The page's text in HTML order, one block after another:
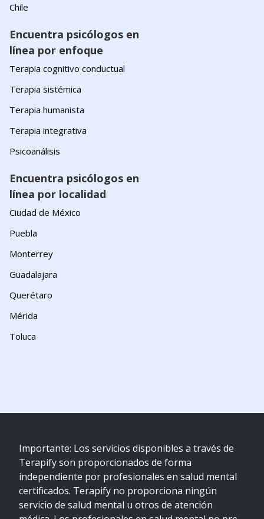
Chile
Encuentra psicólogos en
línea por enfoque
Terapia cognitivo conductual
Terapia sistémica
Terapia humanista
Terapia integrativa
Psicoanálisis
Encuentra psicólogos en
línea por localidad
Ciudad de México
Puebla
Monterrey
Guadalajara
Querétaro
Mérida
Toluca
Importante: Los servicios disponibles a través de
Terapify son proporcionados de forma
independiente por profesionales en salud mental
certificados. Terapify no proporciona ningún
servicio de salud mental u otros de atención